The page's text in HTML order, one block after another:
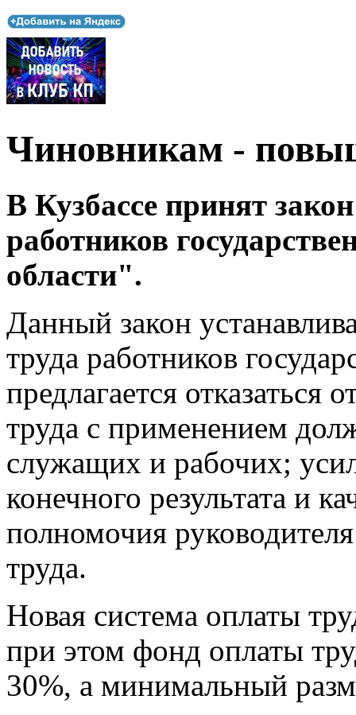
Чиновникам -
В Кузбассе принят
работников
области".
Данный закон
труда работников
предлагается отказаться
труда с применением
служащих и рабочих;
конечного результата и
полномочия
труда.
Новая система оплаты
при этом фонд оплаты
30%, а минимальный